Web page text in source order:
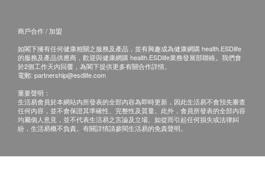
電郵: support@esdlife.com / 健康網購health.ESDlife
客服熱線: (852) 3151-2288
商戶合作 / 加盟
如閣下擁有任何健康相關之服務及產品，並有興趣成為健康網購 health.ESDlife
的服務及產品供應商，歡迎與健康網購 health.ESDlife業務發展部聯絡。我們會
於2個工作天內回覆，為閣下提供更多有關合作詳情。
電郵: partnership@esdlife.com
重要聲明：
生活易會員於本網站內所發表的全部內容為即時更新，因此生活易不會預先審查
任何內容，並不會保證其準確性、完整性及質量。此外，會員所發表的全部內容
均屬個人意見，並不代表生活易之言論及立場。如從而引起任何損失或法律糾
紛，生活易概不負責。有關詳情請參閱生活易的免責聲明。